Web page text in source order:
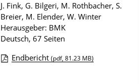
J. Fink, G. Bilgeri, M. Rothbacher, S.
Breier, M. Elender, W. Winter
Herausgeber: BMK
Deutsch, 67 Seiten
Endbericht (pdf, 81.23 MB)